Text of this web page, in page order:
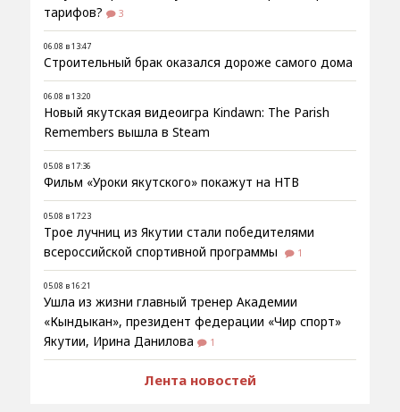
тарифов?
3
06.08 в 13:47
Строительный брак оказался дороже самого дома
06.08 в 13:20
Новый якутская видеоигра Kindawn: The Parish
Remembers вышла в Steam
05.08 в 17:36
Фильм «Уроки якутского» покажут на НТВ
05.08 в 17:23
Трое лучниц из Якутии стали победителями
всероссийской спортивной программы
1
05.08 в 16:21
Ушла из жизни главный тренер Академии
«Кындыкан», президент федерации «Чир спорт»
Якутии, Ирина Данилова
1
Лента новостей